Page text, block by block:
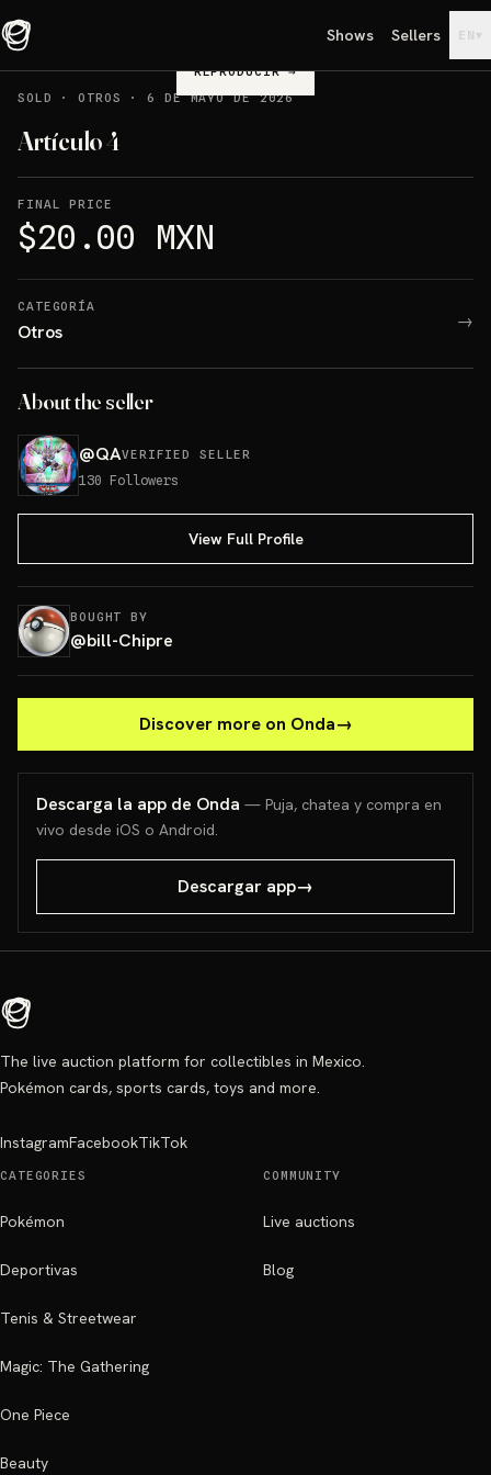
Shows Sellers EN ▾
REPRODUCIR→
SOLD
·OTROS ·6 DE MAYO DE 2026
Artículo 4
FINAL PRICE
$20.00 MXN
CATEGORÍA
Otros →
About the seller
@QAVERIFIED SELLER
130 Followers
View Full Profile
BOUGHT BY
@bill-Chipre
Discover more on Onda→
Descarga la app de Onda — Puja, chatea y compra en
vivo desde iOS o Android.
Descargar app→
The live auction platform for collectibles in Mexico.
Pokémon cards, sports cards, toys and more.
InstagramFacebookTikTok
CATEGORIES
Pokémon
Deportivas
Tenis & Streetwear
Magic: The Gathering
One Piece
Beauty
COMMUNITY
Live auctions
Blog